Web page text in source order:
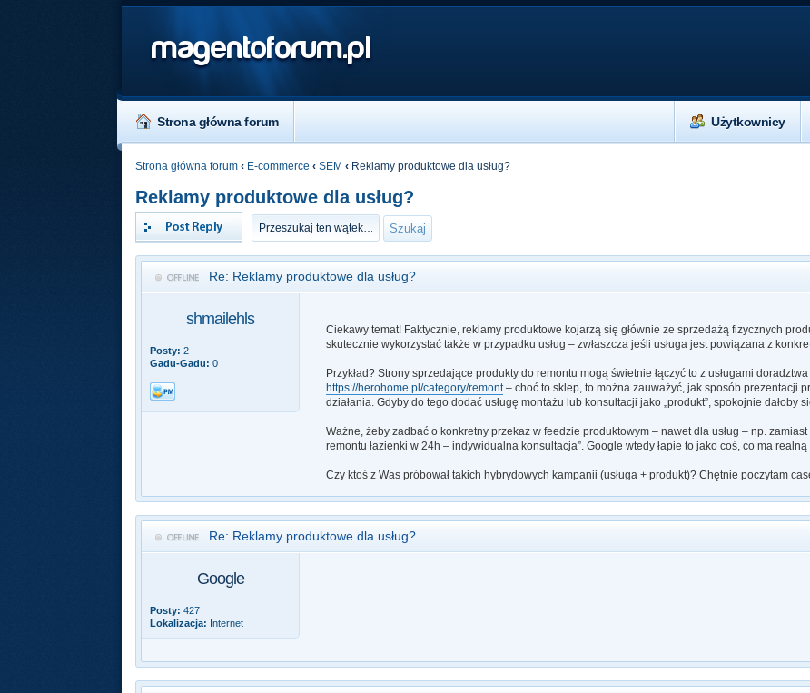
magentoforum.pl
Strona główna forum Użytkownicy
Strona główna forum ‹ E-commerce ‹ SEM ‹ Reklamy produktowe dla usług?
Reklamy produktowe dla usług?
Odpowiedz
Re: Reklamy produktowe dla usług?
shmailehls
Posty: 2
Gadu-Gadu: 0
Ciekawy temat! Faktycznie, reklamy produktowe kojarzą się głównie ze sprzedażą fizycznych
skutecznie wykorzystać także w przypadku usług – zwłaszcza jeśli usługa jest powiązana z
Przykład? Strony sprzedające produkty do remontu mogą świetnie łączyć to z usługami
https://herohome.pl/category/remont– choć to sklep, to można zauważyć, jak sposób prezentacji
działania. Gdyby do tego dodać usługę montażu lub konsultacji jako „produkt”, spokojnie dałoby
Ważne, żeby zadbać o konkretny przekaz w feedzie produktowym – nawet dla usług – np.
remontu łazienki w 24h – indywidualna konsultacja”. Google wtedy łapie to jako coś, co ma realną
Czy ktoś z Was próbował takich hybrydowych kampanii (usługa + produkt)? Chętnie poczytam
Re: Reklamy produktowe dla usług?
Google
Posty: 427
Lokalizacja: Internet